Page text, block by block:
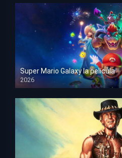
Super Mario Galaxy la película
2026
HD 1080p